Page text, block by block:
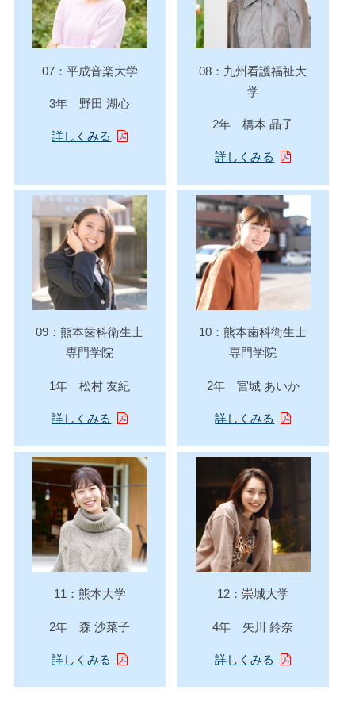
07：平成音楽大学
3年 野田 湖心
詳しくみる
08：九州看護福祉大
学
2年 橋本 晶子
詳しくみる
09：熊本歯科衛生士
専門学院
1年 松村 友紀
詳しくみる
10：熊本歯科衛生士
専門学院
2年 宮城 あいか
詳しくみる
11：熊本大学
2年 森 沙菜子
詳しくみる
12：崇城大学
4年 矢川 鈴奈
詳しくみる